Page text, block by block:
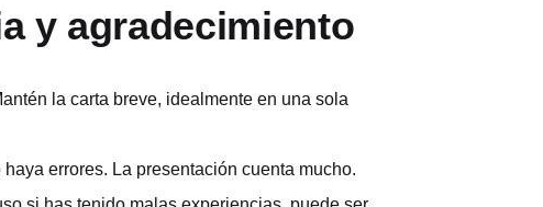
y agradecimiento
la carta breve, idealmente en una sola
errores. La presentación cuenta mucho.